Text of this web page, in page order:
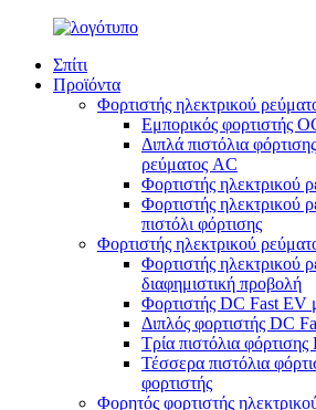
Σπίτι
Προϊόντα
Φορτιστής ηλεκτρικού
Εμπορικός φορτιστής
Διπλά πιστόλια
ρεύματος AC
Φορτιστής ηλεκτρικού
Φορτιστής ηλεκτρικού
πιστόλι φόρτισης
Φορτιστής ηλεκτρικού
Φορτιστής ηλεκτρικού
διαφημιστική προβολή
Φορτιστής DC Fast EV
Διπλός φορτιστής DC
Τρία πιστόλια
Τέσσερα πιστόλια
φορτιστής
Φορητός φορτιστής